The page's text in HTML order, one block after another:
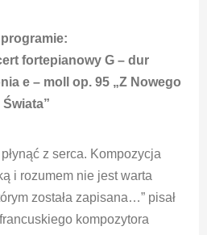
fortepianowy G – dur
e – moll op. 95 „Z Nowego
Świata”
z serca. Kompozycja
i rozumem nie jest warta
została zapisana…” pisał
kompozytora